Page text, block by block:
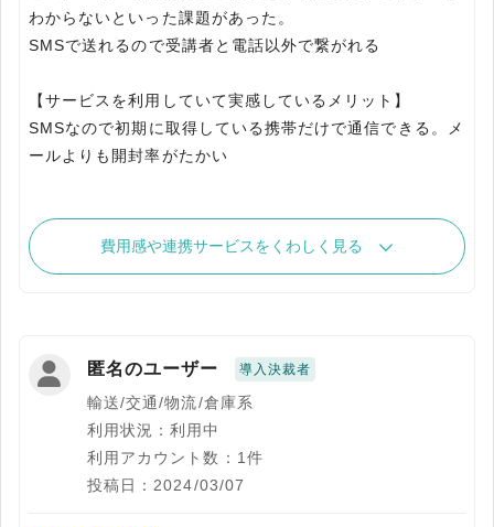
わからないといった課題があった。
SMSで送れるので受講者と電話以外で繋がれる
【サービスを利用していて実感しているメリット】
SMSなので初期に取得している携帯だけで通信できる。メ
ールよりも開封率がたかい
費用感や連携サービスをくわしく見る
匿名のユーザー 導入決裁者
輸送/交通/物流/倉庫系
利用状況：利用中
利用アカウント数：1件
投稿日：2024/03/07